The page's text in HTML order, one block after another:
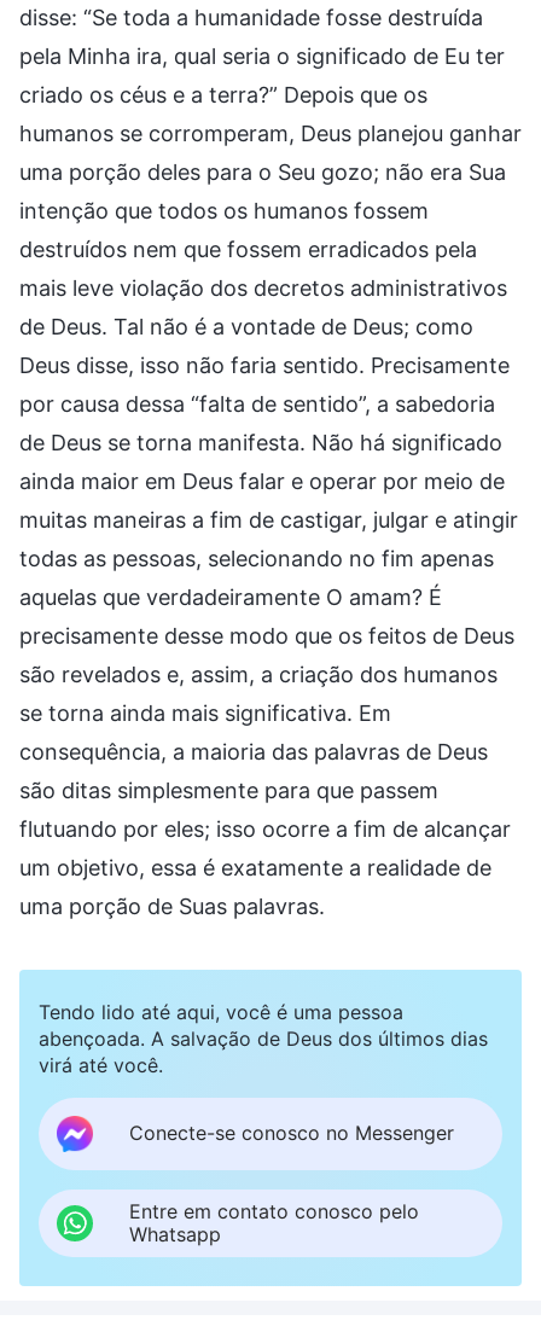
disse: “Se toda a humanidade fosse destruída
pela Minha ira, qual seria o significado de Eu ter
criado os céus e a terra?” Depois que os
humanos se corromperam, Deus planejou ganhar
uma porção deles para o Seu gozo; não era Sua
intenção que todos os humanos fossem
destruídos nem que fossem erradicados pela
mais leve violação dos decretos administrativos
de Deus. Tal não é a vontade de Deus; como
Deus disse, isso não faria sentido. Precisamente
por causa dessa “falta de sentido”, a sabedoria
de Deus se torna manifesta. Não há significado
ainda maior em Deus falar e operar por meio de
muitas maneiras a fim de castigar, julgar e atingir
todas as pessoas, selecionando no fim apenas
aquelas que verdadeiramente O amam? É
precisamente desse modo que os feitos de Deus
são revelados e, assim, a criação dos humanos
se torna ainda mais significativa. Em
consequência, a maioria das palavras de Deus
são ditas simplesmente para que passem
flutuando por eles; isso ocorre a fim de alcançar
um objetivo, essa é exatamente a realidade de
uma porção de Suas palavras.
Tendo lido até aqui, você é uma pessoa
abençoada. A salvação de Deus dos últimos dias
virá até você.
Conecte-se conosco no Messenger
Entre em contato conosco pelo
Whatsapp